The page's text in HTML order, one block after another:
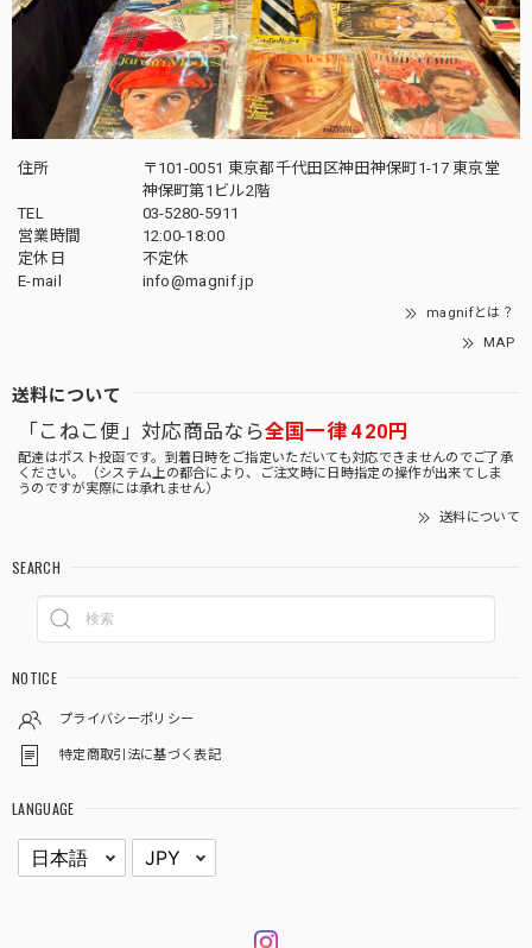
住所
〒101-0051 東京都千代田区神田神保町1-17 東京堂
神保町第1ビル2階
TEL
03-5280-5911
営業時間
12:00-18:00
定休日
不定休
E-mail
info@magnif.jp
magnifとは？
MAP
送料について
「こねこ便」対応商品なら全国一律 420円
配達はポスト投函です。到着日時をご指定いただいても対応できませんのでご了承
ください。（システム上の都合により、ご注文時に日時指定の操作が出来てしま
うのですが実際には承れません）
送料について
SEARCH
NOTICE
プライバシーポリシー
特定商取引法に基づく表記
LANGUAGE